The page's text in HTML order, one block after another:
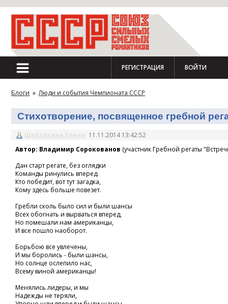
РЕГИСТРАЦИЯ ВОЙТИ
Блоги » Люди и события Чемпионата СССР
Стихотворение, посвященное гребной
Шабалкина Елена 11.11.2014 13:42:52
Автор: Владимир Сорокованов (участник Гребной регаты
Дан старт регате, без оглядки
Команды ринулись вперед.
Кто победит, вот тут загадка,
Кому здесь больше повезет.
Гребли сколь было сил и были шансы
Всех обогнать и вырваться вперед,
Но помешали нам американцы,
И все пошло наоборот.
Борьбою все увлечены,
И мы боролись - были шансы,
Но солнце ослепило нас,
Всему виной американцы!
Менялись лидеры, и мы
Надежды не теряли,